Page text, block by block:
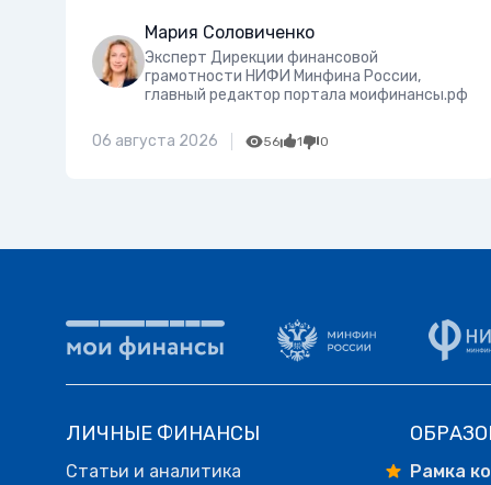
Мария Соловиченко
Эксперт Дирекции финансовой
грамотности НИФИ Минфина России,
главный редактор портала моифинансы.рф
06 августа 2026 56 1 0
ЛИЧНЫЕ ФИНАНСЫ
Статьи и аналитика
Рамка